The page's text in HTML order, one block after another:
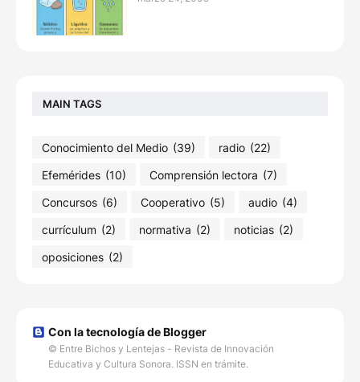
MAIN TAGS
Conocimiento del Medio (39) radio (22)
Efemérides (10) Comprensión lectora (7)
Concursos (6) Cooperativo (5) audio (4)
currículum (2) normativa (2) noticias (2)
oposiciones (2)
Con la tecnología de Blogger
© Entre Bichos y Lentejas - Revista de Innovación
Educativa y Cultura Sonora. ISSN en trámite.